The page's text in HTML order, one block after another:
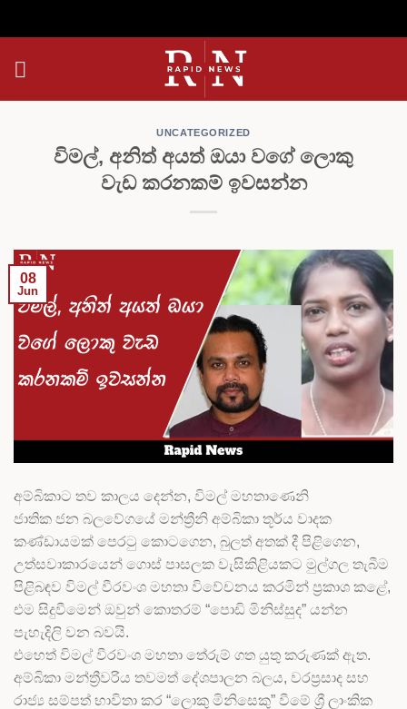
UNCATEGORIZED
විමල්, අනිත් අයත් ඔයා වගේ ලොකු
වැඩ කරනකම් ඉවසන්න
08
Jun
අම්බිකාට තව කාලය දෙන්න, විමල් මහතාණෙනි
ජාතික ජන බලවේගයේ මන්ත්‍රීනි අම්බිකා තූර්ය වාදක
කණ්ඩායමක් පෙරටු කොටගෙන, බුලත් අතක් දී පිළිගෙන,
උත්සවාකාරයෙන් ගොස් පාසලක වැසිකිළියකට මුල්ගල තැබීම
පිළිබඳව විමල් වීරවංශ මහතා විවේචනය කරමින් ප්‍රකාශ කළේ,
එම සිදුවීමෙන් ඔවුන් කොතරම් “පොඩි මිනිස්සුද” යන්න
පැහැදිලි වන බවයි.
එහෙත් විමල් වීරවංශ මහතා තේරුම් ගත යුතු කරුණක් ඇත.
අම්බිකා මන්ත්‍රීවරිය තවමත් දේශපාලන බලය, වරප්‍රසාද සහ
රාජ්‍ය සම්පත් භාවිතා කර “ලොකු මිනිසෙකු” වීමේ ශ්‍රී ලාංකික